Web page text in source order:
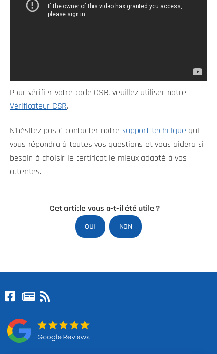
Pour vérifier votre code CSR, veuillez utiliser notre
Vérificateur CSR.
N'hésitez pas à contacter notre support technique qui
vous répondra à toutes vos questions et vous aidera si
besoin à choisir le certificat le mieux adapté à vos
attentes.
Cet article vous a-t-il été utile ?
OUI NON